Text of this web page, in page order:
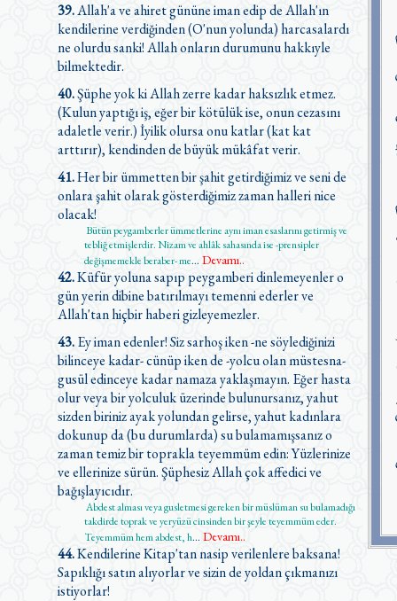
39.Allah'a ve ahiret gününe iman edip de Allah'ın
kendilerine verdiğinden (O'nun yolunda) harcasalardı
ne olurdu sanki! Allah onların durumunu hakkıyle
bilmektedir.
40.Şüphe yok ki Allah zerre kadar haksızlık etmez.
(Kulun yaptığı iş, eğer bir kötülük ise, onun cezasını
adaletle verir.) İyilik olursa onu katlar (kat kat
arttırır), kendinden de büyük mükâfat verir.
41.Her bir ümmetten bir şahit getirdiğimiz ve seni de
onlara şahit olarak gösterdiğimiz zaman halleri nice
olacak!
Bütün peygamberler ümmetlerine aynı iman esaslarını getirmiş ve
tebliğ etmişlerdir. Nizam ve ahlâk sahasında ise -prensipler
değişmemekle beraber- me... Devamı..
42.Küfür yoluna sapıp peygamberi dinlemeyenler o
gün yerin dibine batırılmayı temenni ederler ve
Allah'tan hiçbir haberi gizleyemezler.
43.Ey iman edenler! Siz sarhoş iken -ne söylediğinizi
bilinceye kadar- cünüp iken de -yolcu olan müstesna-
gusül edinceye kadar namaza yaklaşmayın. Eğer hasta
olur veya bir yolculuk üzerinde bulunursanız, yahut
sizden biriniz ayak yolundan gelirse, yahut kadınlara
dokunup da (bu durumlarda) su bulamamışsanız o
zaman temiz bir toprakla teyemmüm edin: Yüzlerinize
ve ellerinize sürün. Şüphesiz Allah çok affedici ve
bağışlayıcıdır.
Abdest alması veya gusletmesi gereken bir müslüman su bulamadığı
takdirde toprak ve yeryüzü cinsinden bir şeyle teyemmüm eder.
Teyemmüm hem abdest, h... Devamı..
44.Kendilerine Kitap'tan nasip verilenlere baksana!
Sapıklığı satın alıyorlar ve sizin de yoldan çıkmanızı
istiyorlar!